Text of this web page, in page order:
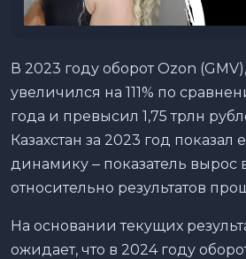
В 2023 году оборот Ozon
увеличился на 111% по
года и превысил 1,75 трлн
Казахстан за 2023 год
динамику ‒ показатель вырос
относительно результатов
На основании текущих
ожидает, что в 2024 году